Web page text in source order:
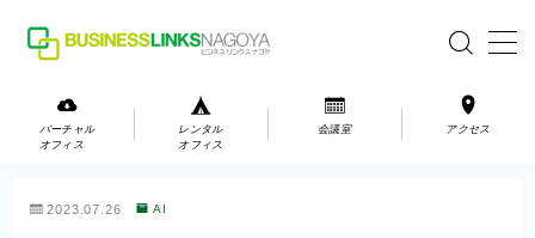
バーチャル
オフィス
レンタル
オフィス
会議室 アクセス
2023.07.26 AI